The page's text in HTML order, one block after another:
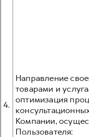
4.
Направление
товарами и
оптимизация
Компании,
Пользователя: